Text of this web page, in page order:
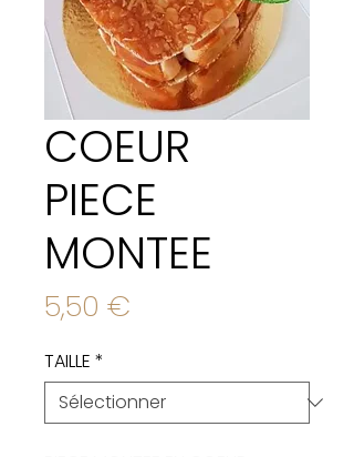
COEUR
PIECE
MONTEE
5,50 €
TAILLE *